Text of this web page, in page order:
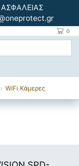
0
WiFi Kάμερες